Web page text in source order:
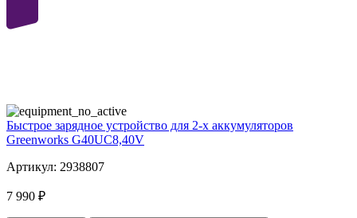
Быстрое зарядное устройство для 2-х аккумуляторов
Greenworks G40UC8,40V
Артикул: 2938807
7 990 ₽